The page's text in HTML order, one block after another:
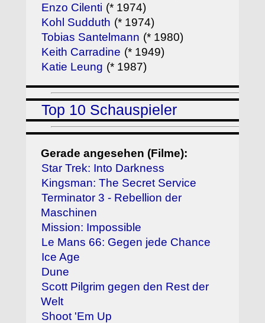
Enzo Cilenti (* 1974)
Kohl Sudduth (* 1974)
Tobias Santelmann (* 1980)
Keith Carradine (* 1949)
Katie Leung (* 1987)
Top 10 Schauspieler
Gerade angesehen (Filme):
Star Trek: Into Darkness
Kingsman: The Secret Service
Terminator 3 - Rebellion der
Maschinen
Mission: Impossible
Le Mans 66: Gegen jede Chance
Ice Age
Dune
Scott Pilgrim gegen den Rest der
Welt
Shoot 'Em Up